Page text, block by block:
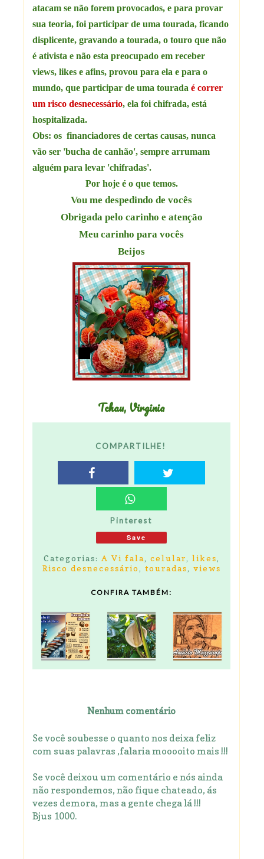
atacam se não forem provocados, e para provar
sua teoria, foi participar de uma tourada, ficando
displicente, gravando a tourada, o touro que não
é ativista e não esta preocupado em receber
views, likes e afins, provou para ela e para o
mundo, que participar de uma tourada é correr
um risco desnecessário, ela foi chifrada, está
hospitalizada.
Obs: os financiadores de certas causas, nunca
vão ser 'bucha de canhão', sempre arrumam
alguém para levar 'chifradas'.
Por hoje é o que temos.
Vou me despedindo de vocês
Obrigada pelo carinho e atenção
Meu carinho para vocês
Beijos
Tchau, Virginia
COMPARTILHE!
Pinterest
Save
Categorias: A Vi fala, celular, likes,
Risco desnecessário , touradas, views
CONFIRA TAMBÉM:
Nenhum comentário
Se você soubesse o quanto nos deixa feliz
com suas palavras ,falaria mooooito mais !!!
Se você deixou um comentário e nós ainda
não respondemos, não fique chateado, ás
vezes demora, mas a gente chega lá !!!
Bjus 1000.